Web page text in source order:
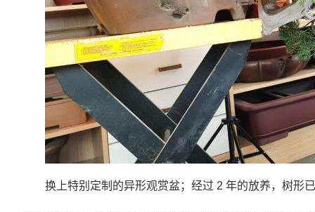
换上特别定制的异形观赏盆；经过 2 年的放养，树形